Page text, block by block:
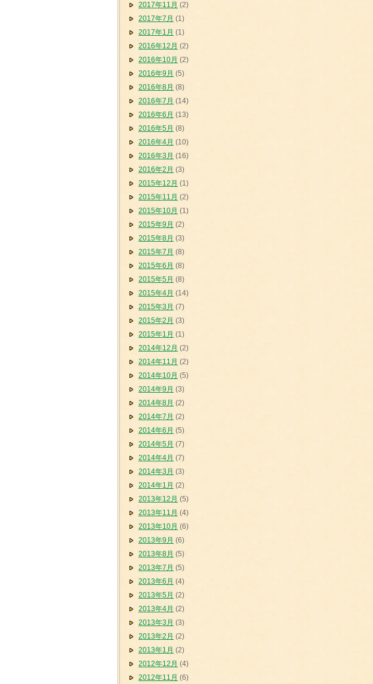
2017年11月 (2)
2017年7月 (1)
2017年1月 (1)
2016年12月 (2)
2016年10月 (2)
2016年9月 (5)
2016年8月 (8)
2016年7月 (14)
2016年6月 (13)
2016年5月 (8)
2016年4月 (10)
2016年3月 (16)
2016年2月 (3)
2015年12月 (1)
2015年11月 (2)
2015年10月 (1)
2015年9月 (2)
2015年8月 (3)
2015年7月 (8)
2015年6月 (8)
2015年5月 (8)
2015年4月 (14)
2015年3月 (7)
2015年2月 (3)
2015年1月 (1)
2014年12月 (2)
2014年11月 (2)
2014年10月 (5)
2014年9月 (3)
2014年8月 (2)
2014年7月 (2)
2014年6月 (5)
2014年5月 (7)
2014年4月 (7)
2014年3月 (3)
2014年1月 (2)
2013年12月 (5)
2013年11月 (4)
2013年10月 (6)
2013年9月 (6)
2013年8月 (5)
2013年7月 (5)
2013年6月 (4)
2013年5月 (2)
2013年4月 (2)
2013年3月 (3)
2013年2月 (2)
2013年1月 (2)
2012年12月 (4)
2012年11月 (6)